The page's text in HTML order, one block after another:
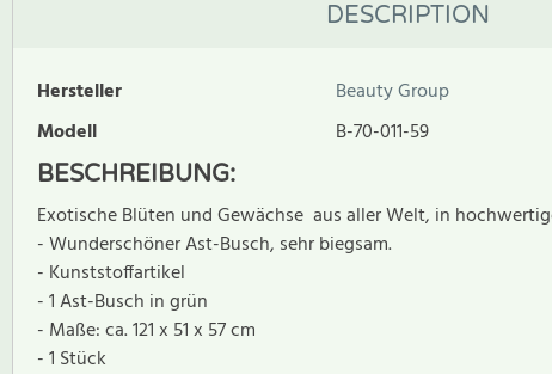
DESCRIPTION
Hersteller
Beauty Group
Modell
B-70-011-59
BESCHREIBUNG:
Exotische Blüten und Gewächse aus aller Welt, in
- Wunderschöner Ast-Busch, sehr biegsam.
- Kunststoffartikel
- 1 Ast-Busch in grün
- Maße: ca. 121 x 51 x 57 cm
- 1 Stück